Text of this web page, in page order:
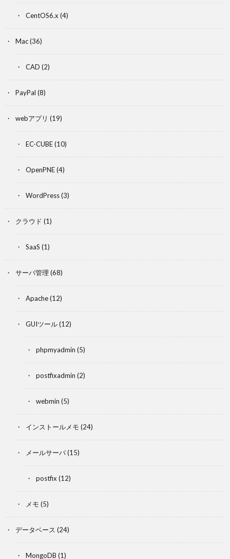
CentOS6.x (4)
Mac(36)
CAD (2)
PayPal (8)
webアプリ (19)
EC-CUBE(10)
OpenPNE(4)
WordPress(3)
クラウド (1)
SaaS (1)
サーバ管理 (68)
Apache(12)
GUIツール(12)
phpmyadmin (5)
postfixadmin (2)
webmin (5)
インストールメモ (24)
メールサーバ(15)
postfix (12)
メモ (5)
データベース (24)
MongoDB (1)